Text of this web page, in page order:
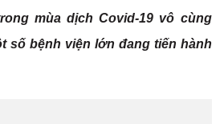
mùa dịch Covid-19 vô cùng
số bệnh viện lớn đang tiến hành